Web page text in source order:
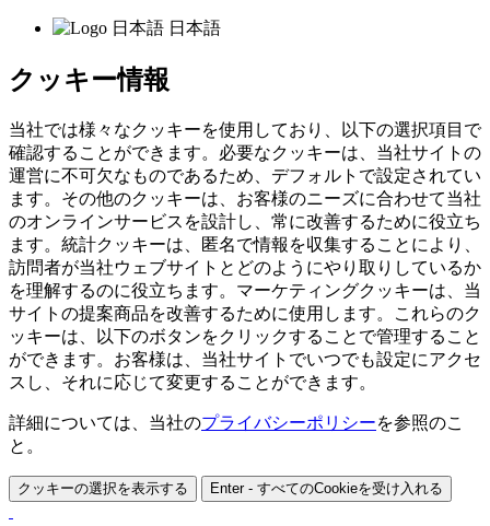
日本語
クッキー情報
当社では様々なクッキーを使用しており、以下の選択項目で
確認することができます。必要なクッキーは、当社サイトの
運営に不可欠なものであるため、デフォルトで設定されてい
ます。その他のクッキーは、お客様のニーズに合わせて当社
のオンラインサービスを設計し、常に改善するために役立ち
ます。統計クッキーは、匿名で情報を収集することにより、
訪問者が当社ウェブサイトとどのようにやり取りしているか
を理解するのに役立ちます。マーケティングクッキーは、当
サイトの提案商品を改善するために使用します。これらのク
ッキーは、以下のボタンをクリックすることで管理すること
ができます。お客様は、当社サイトでいつでも設定にアクセ
スし、それに応じて変更することができます。
詳細については、当社のプライバシーポリシーを参照のこ
と。
クッキーの選択を表示する Enter - すべてのCookieを受け入れる